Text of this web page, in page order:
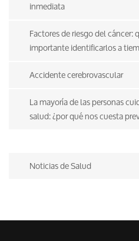
inmediata
Factores de riesgo del cáncer:
importante identificarlos a
Accidente cerebrovascular
La mayoría de las personas
salud: ¿por qué nos cuesta
Noticias de Salud